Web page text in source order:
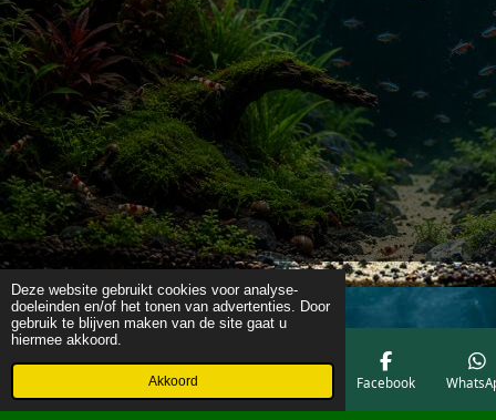
Deze website gebruikt cookies voor analyse-
doeleinden en/of het tonen van advertenties. Door
gebruik te blijven maken van de site gaat u
hiermee akkoord.
Akkoord
Telefoonnummer Facebook